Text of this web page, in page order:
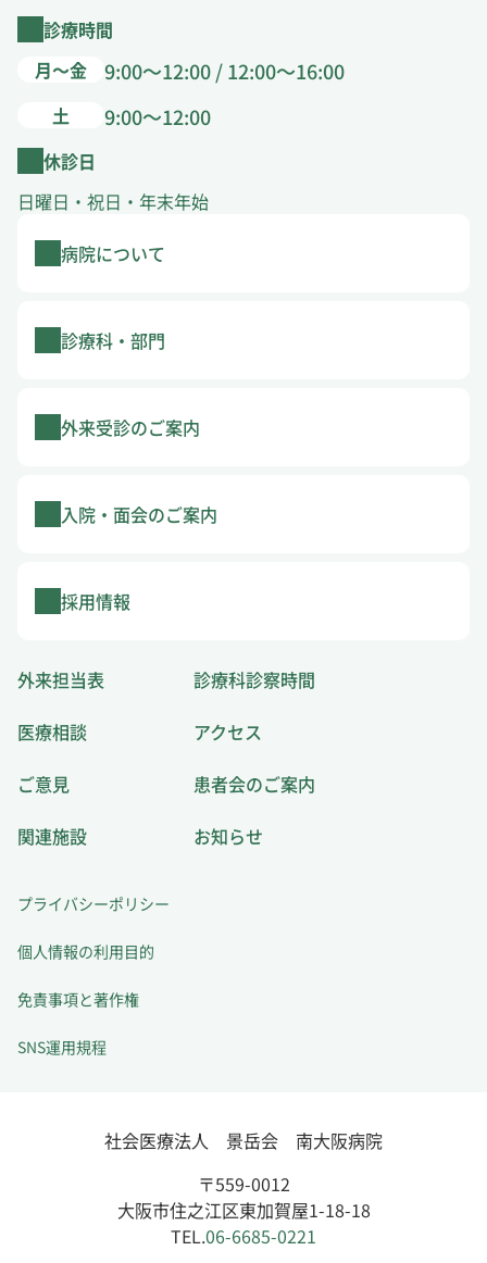
診療時間
月～金
9:00～12:00 / 12:00～16:00
土 9:00～12:00
休診日
日曜日・祝日・年末年始
病院について
診療科・部門
外来受診のご案内
入院・面会のご案内
採用情報
外来担当表
診療科診察時間
医療相談
アクセス
ご意見
患者会のご案内
関連施設
お知らせ
プライバシーポリシー
個人情報の利用目的
免責事項と著作権
SNS運用規程
社会医療法人 景岳会 南大阪病院
〒559-0012
大阪市住之江区東加賀屋1-18-18
TEL.06-6685-0221